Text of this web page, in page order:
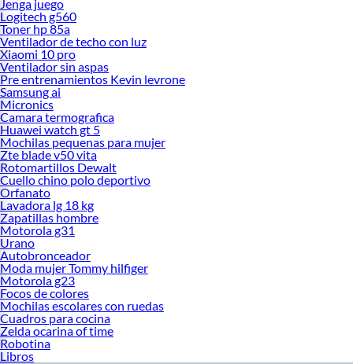
Jenga juego
Logitech g560
Toner hp 85a
Ventilador de techo con luz
Xiaomi 10 pro
Ventilador sin aspas
Pre entrenamientos Kevin levrone
Samsung ai
Micronics
Camara termografica
Huawei watch gt 5
Mochilas pequenas para mujer
Zte blade v50 vita
Rotomartillos Dewalt
Cuello chino polo deportivo
Orfanato
Lavadora lg 18 kg
Zapatillas hombre
Motorola g31
Urano
Autobronceador
Moda mujer Tommy hilfiger
Motorola g23
Focos de colores
Mochilas escolares con ruedas
Cuadros para cocina
Zelda ocarina of time
Robotina
Libros